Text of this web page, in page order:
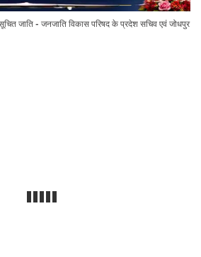
जाति - जनजाति विकास परिषद के प्रदेश सचिव एवं जोधपुर